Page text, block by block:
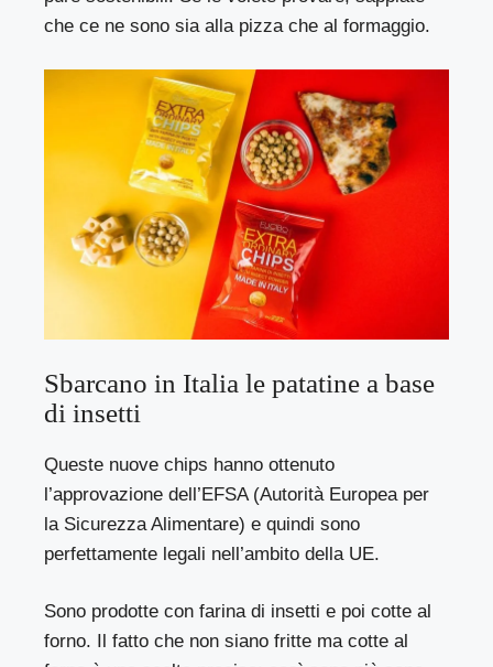
che ce ne sono sia alla pizza che al formaggio.
Sbarcano in Italia le patatine a base
di insetti
Queste nuove chips hanno ottenuto
l’approvazione dell’EFSA (Autorità Europea per
la Sicurezza Alimentare) e quindi sono
perfettamente legali nell’ambito della UE.
Sono prodotte con farina di insetti e poi cotte al
forno. Il fatto che non siano fritte ma cotte al